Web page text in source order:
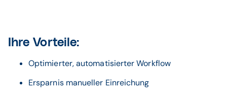
Ihre Vorteile:
Optimierter, automatisierter Workflow
Ersparnis manueller Einreichung